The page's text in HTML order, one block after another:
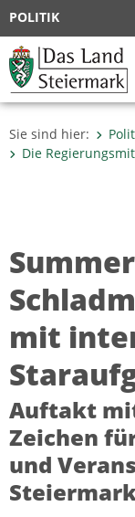
POLITIK
Sie sind hier:
Die
mit
Auftakt
Zeichen
und